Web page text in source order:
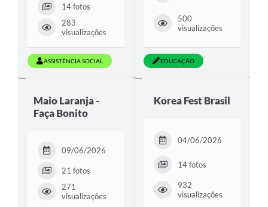
14 fotos
283
visualizações
ASSISTÊNCIA SOCIAL
500
visualizações
EDUCAÇÃO
Maio Laranja -
Faça Bonito
09/06/2026
21 fotos
271
visualizações
Korea Fest Brasil
04/06/2026
14 fotos
932
visualizações